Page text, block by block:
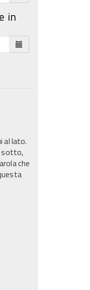
in
al lato.
sotto,
che